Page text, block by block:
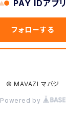
PAY IDアプリ
フォローする
© MAVAZI マバジ
Powered by